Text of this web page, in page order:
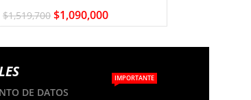
$1,519,700 $1,090,000
DE DATOS
IMPORTANTE